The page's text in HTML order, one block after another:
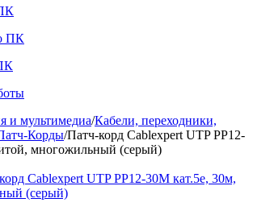
ПК
и мультимедиа/Кабели, переходники,
Корды/Патч-корд Cablexpert UTP PP12-
многожильный (серый)